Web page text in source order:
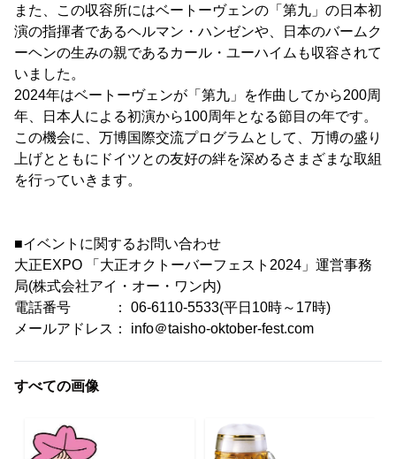
また、この収容所にはベートーヴェンの「第九」の日本初
演の指揮者であるヘルマン・ハンゼンや、日本のバームク
ーヘンの生みの親であるカール・ユーハイムも収容されて
いました。
2024年はベートーヴェンが「第九」を作曲してから200周
年、日本人による初演から100周年となる節目の年です。
この機会に、万博国際交流プログラムとして、万博の盛り
上げとともにドイツとの友好の絆を深めるさまざまな取組
を行っていきます。
■イベントに関するお問い合わせ
大正EXPO 「大正オクトーバーフェスト2024」運営事務
局(株式会社アイ・オー・ワン内)
電話番号 ： 06-6110-5533(平日10時～17時)
メールアドレス： info＠taisho-oktober-fest.com
すべての画像